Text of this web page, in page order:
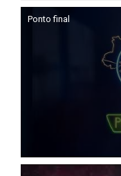
Ponto final